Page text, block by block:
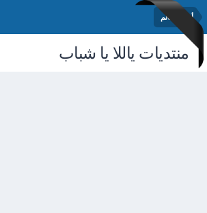
أخبار العالم
منتديات ياللا يا شباب